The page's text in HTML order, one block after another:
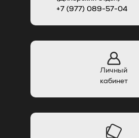
+7 (977) 089-57-04
Личный
кабинет